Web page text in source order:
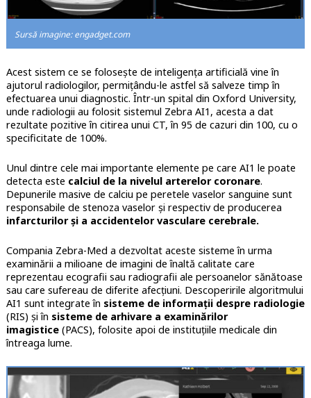
Sursă imagine: engadget.com
Acest sistem ce se folosește de inteligența artificială vine în
ajutorul radiologilor, permițându-le astfel să salveze timp în
efectuarea unui diagnostic. Într-un spital din Oxford University,
unde radiologii au folosit sistemul Zebra AI1, acesta a dat
rezultate pozitive în citirea unui CT, în 95 de cazuri din 100, cu o
specificitate de 100%.
Unul dintre cele mai importante elemente pe care AI1 le poate
detecta este calciul de la nivelul arterelor coronare.
Depunerile masive de calciu pe peretele vaselor sanguine sunt
responsabile de stenoza vaselor și respectiv de producerea
infarcturilor și a accidentelor vasculare cerebrale.
Compania Zebra-Med a dezvoltat aceste sisteme în urma
examinării a milioane de imagini de înaltă calitate care
reprezentau ecografii sau radiografii ale persoanelor sănătoase
sau care sufereau de diferite afecțiuni. Descoperirile algoritmului
AI1 sunt integrate în sisteme de informații despre radiologie
(RIS) și în sisteme de arhivare a examinărilor
imagistice(PACS), folosite apoi de instituțiile medicale din
întreaga lume.